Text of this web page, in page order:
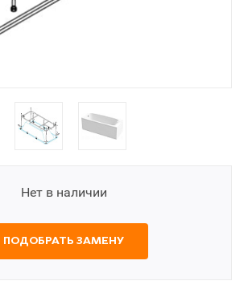
Нет в наличии
ПОДОБРАТЬ ЗАМЕНУ